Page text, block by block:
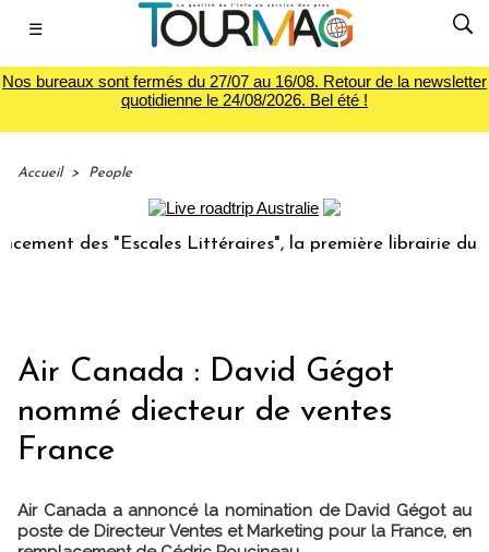
☰
Nos bureaux sont fermés du 27/07 au 16/08. Retour de la newsletter
quotidienne le 24/08/2026. Bel été !
Accueil > People
des "Escales Littéraires", la première librairie du
Air Canada : David Gégot
nommé diecteur de ventes
France
Air Canada a annoncé la nomination de David Gégot au
poste de Directeur Ventes et Marketing pour la France, en